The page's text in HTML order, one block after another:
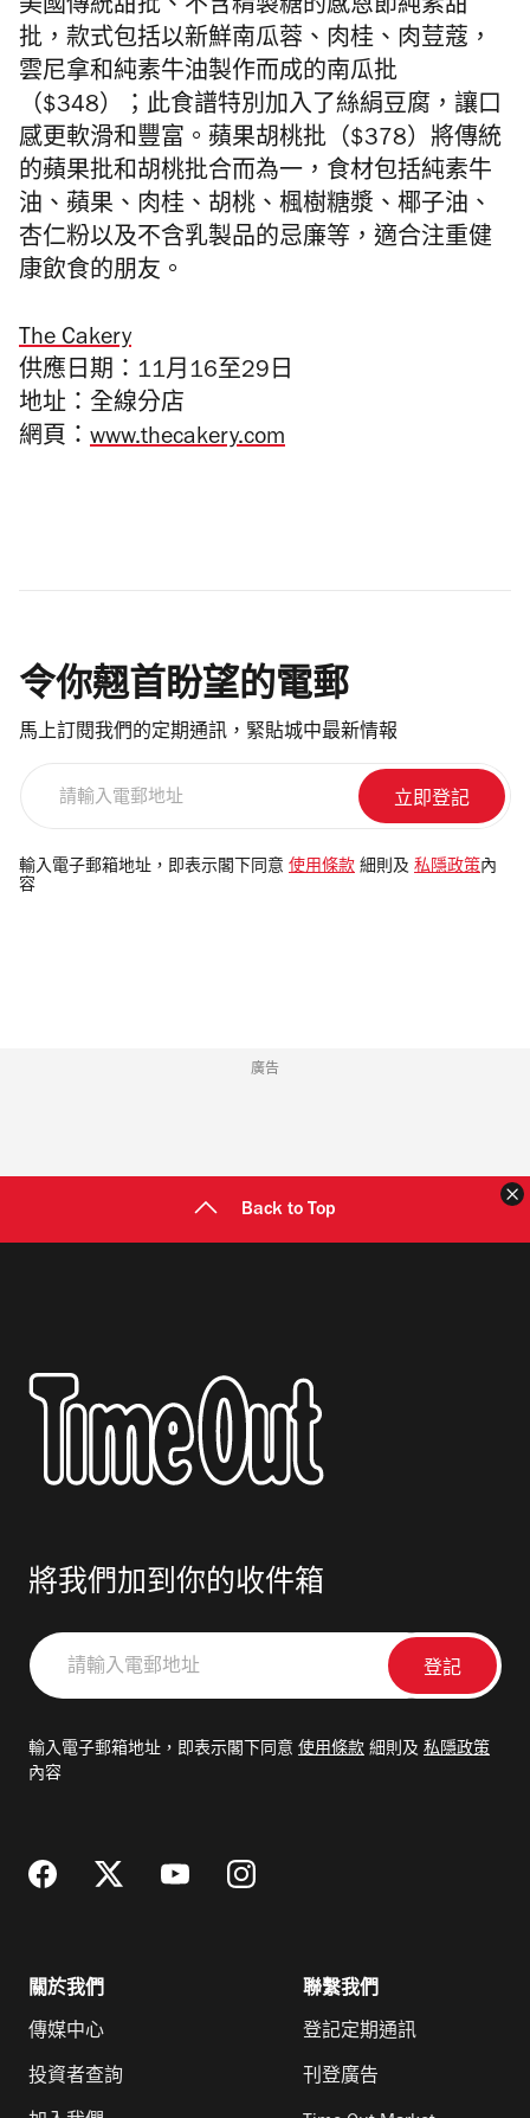
美國傳統甜批 、不含精製糖的感恩節純素甜
批，款式包括以新鮮南瓜蓉、肉桂、肉荳蔻，
雲尼拿和純素牛油製作而成的南瓜批
（$348） ； 此食譜特別加入了絲絹豆腐， 讓口
感更軟滑和豐富。蘋果胡桃批（$378） 將傳統
的蘋果批和胡桃批合而為一 ， 食材包括純素牛
油、蘋果、肉桂、胡桃、 楓樹糖漿、椰子油 、
杏仁粉以及不含乳製品的忌廉等，適合注重健
康飲食的朋友。
The Cakery
供應日期：11月16至29日
地址：全線分店
網頁： www.thecakery.com
令你翹首盼望的電郵
馬上訂閱我們的定期通訊，緊貼城中最新情報
電
郵
輸入電子郵箱地址，即表示閣下同意 使用條款 細則及 私隱政策 內
容
廣告
Back to Top
將我們加到你的收件箱
請
輸
郵
輸入電子郵箱地址，即表示閣下同意 使用條款 細則及 私隱政策
內容
關於我們
傳媒中心
投資者查詢
聯繫我們
登記定期通訊
刊登廣告